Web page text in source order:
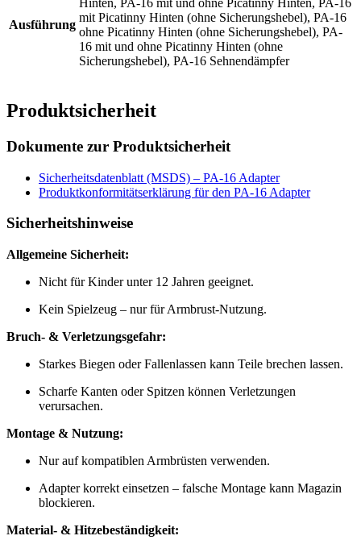
Ausführung
Hinten, PA-16 mit und ohne Picatinny Hinten, PA-16
mit Picatinny Hinten (ohne Sicherungshebel), PA-16
ohne Picatinny Hinten (ohne Sicherungshebel), PA-
16 mit und ohne Picatinny Hinten (ohne
Sicherungshebel), PA-16 Sehnendämpfer
Produktsicherheit
Dokumente zur Produktsicherheit
Sicherheitsdatenblatt (MSDS) – PA-16 Adapter
Produktkonformitätserklärung für den PA-16 Adapter
Sicherheitshinweise
Allgemeine Sicherheit:
Nicht für Kinder unter 12 Jahren geeignet.
Kein Spielzeug – nur für Armbrust-Nutzung.
Bruch- & Verletzungsgefahr:
Starkes Biegen oder Fallenlassen kann Teile brechen lassen.
Scharfe Kanten oder Spitzen können Verletzungen
verursachen.
Montage & Nutzung:
Nur auf kompatiblen Armbrüsten verwenden.
Adapter korrekt einsetzen – falsche Montage kann Magazin
blockieren.
Material- & Hitzebeständigkeit: